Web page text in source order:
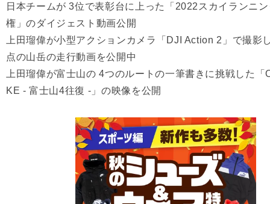
日本チームが 3位で表彰台に上った「2022スカイランニ
権」のダイジェスト動画公開
上田瑠偉が小型アクションカメラ「DJI Action 2」で撮影
点の山岳の走行動画を公開中
上田瑠偉が富士山の 4つのルートの一筆書きに挑戦した「
KE - 富士山4往復 -」の映像を公開